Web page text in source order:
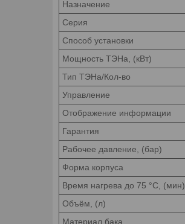
Назначение
Серия
Способ установки
Мощность ТЭНа, (кВт)
Тип ТЭНа/Кол-во
Управление
Отображение информации
Гарантия
Рабочее давление, (бар)
Форма корпуса
Время нагрева до 75 °С, (мин)
Объём, (л)
Материал бака